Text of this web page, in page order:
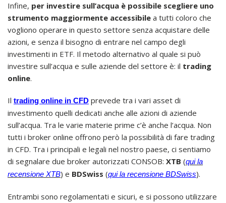
Infine, per investire sull’acqua è possibile scegliere uno
strumento maggiormente accessibile a tutti coloro che
vogliono operare in questo settore senza acquistare delle
azioni, e senza il bisogno di entrare nel campo degli
investimenti in ETF. Il metodo alternativo al quale si può
investire sull’acqua e sulle aziende del settore è: il trading
online.
Il trading online in CFD prevede tra i vari asset di
investimento quelli dedicati anche alle azioni di aziende
sull’acqua. Tra le varie materie prime c’è anche l’acqua. Non
tutti i broker online offrono però la possibilità di fare trading
in CFD. Tra i principali e legali nel nostro paese, ci sentiamo
di segnalare due broker autorizzati CONSOB: XTB (qui la
recensione XTB) e BDSwiss (qui la recensione BDSwiss).
Entrambi sono regolamentati e sicuri, e si possono utilizzare